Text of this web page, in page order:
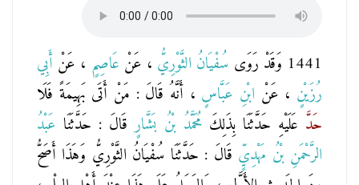
1441 وَقَدْ رَوَى سُفْيَانُ الثَّوْرِيُّ ، عَنْ عَاصِمٍ ، عَنْ أَبِي
رُزَيْنٍ ، عَنْ ابْنِ عَبَّاسٍ ، أَنَّهُ قَالَ : مَنْ أَتَى بَهِيمَةً فَلَا
حَدَّ عَلَيْهِ حَدَّثَنَا بِذَلِكَمُحَمَّدُ بْنُ بَشَّارٍ قَالَ : حَدَّثَنَا عَبْدُ
الرَّحْمَنِ بْنُ مَهْدِيٍّ قَالَ : حَدَّثَنَا سُفْيَانُ الثَّوْرِيُّ وَهَذَا أَصَحُّ